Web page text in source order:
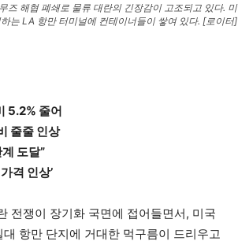
즈 해협 폐쇄로 물류 대란의 긴장감이 고조되고 있다. 미
는 LA 항만 터미널에 컨테이너들이 쌓여 있다. [로이터]
5.2% 줄어
줄줄 인상
도달”
격 인상’
전쟁이 장기화 국면에 접어들면서, 미국
항만 단지에 거대한 먹구름이 드리우고